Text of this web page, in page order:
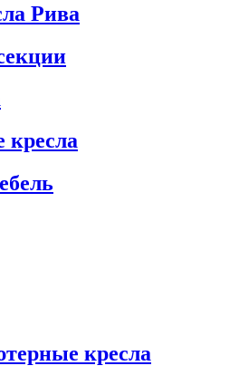
Рива
кресла
кресла